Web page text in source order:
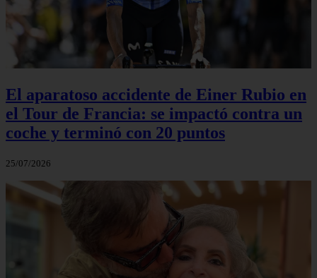
El aparatoso accidente de Einer Rubio en
el Tour de Francia: se impactó contra un
coche y terminó con 20 puntos
25/07/2026